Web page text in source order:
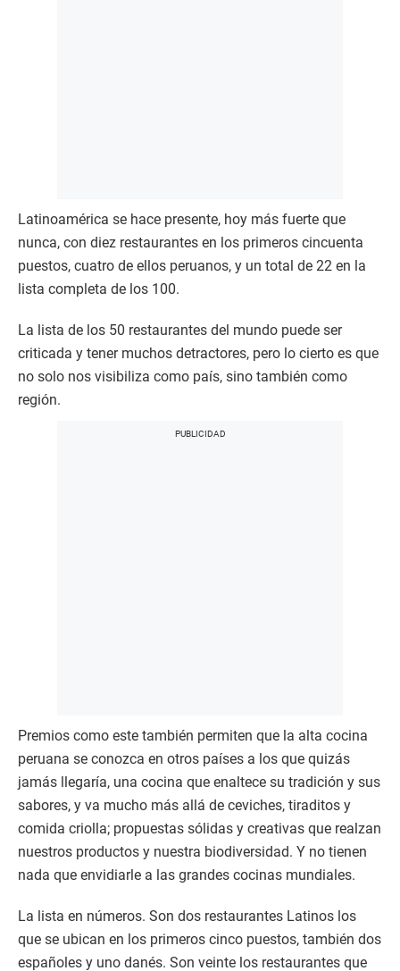
Latinoamérica se hace presente, hoy más fuerte que
nunca, con diez restaurantes en los primeros cincuenta
puestos, cuatro de ellos peruanos, y un total de 22 en la
lista completa de los 100.
La lista de los 50 restaurantes del mundo puede ser
criticada y tener muchos detractores, pero lo cierto es que
no solo nos visibiliza como país, sino también como
región.
Premios como este también permiten que la alta cocina
peruana se conozca en otros países a los que quizás
jamás llegaría, una cocina que enaltece su tradición y sus
sabores, y va mucho más allá de ceviches, tiraditos y
comida criolla; propuestas sólidas y creativas que realzan
nuestros productos y nuestra biodiversidad. Y no tienen
nada que envidiarle a las grandes cocinas mundiales.
La lista en números. Son dos restaurantes Latinos los
que se ubican en los primeros cinco puestos, también dos
españoles y uno danés. Son veinte los restaurantes que